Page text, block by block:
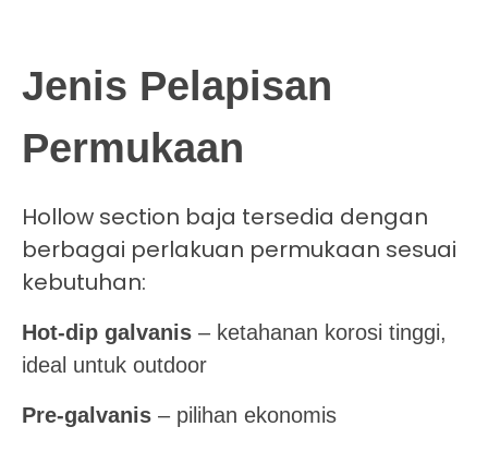
Jenis Pelapisan
Permukaan
Hollow section baja tersedia dengan
berbagai perlakuan permukaan sesuai
kebutuhan:
Hot-dip galvanis – ketahanan korosi tinggi,
ideal untuk outdoor
Pre-galvanis – pilihan ekonomis